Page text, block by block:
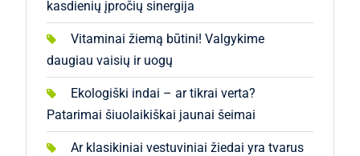
kasdienių įpročių sinergija
Vitaminai žiemą būtini! Valgykime
daugiau vaisių ir uogų
Ekologiški indai – ar tikrai verta?
Patarimai šiuolaikiškai jaunai šeimai
Ar klasikiniai vestuviniai žiedai yra tvarus